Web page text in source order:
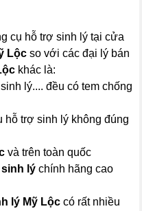
cụ hỗ trợ sinh lý tại cửa
Lộc so với các đại lý bán
khác là:
lý.... đều có tem chống
hỗ trợ sinh lý không đúng
và trên toàn quốc
lý chính hãng cao
lý Mỹ Lộc có rất nhiều